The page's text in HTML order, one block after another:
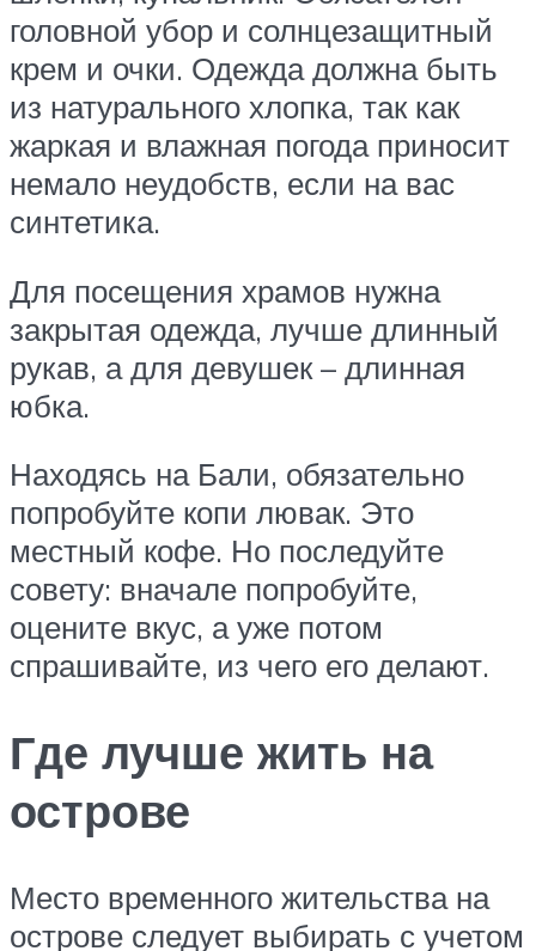
головной убор и солнцезащитный
крем и очки. Одежда должна быть
из натурального хлопка, так как
жаркая и влажная погода приносит
немало неудобств, если на вас
синтетика.
Для посещения храмов нужна
закрытая одежда, лучше длинный
рукав, а для девушек – длинная
юбка.
Находясь на Бали, обязательно
попробуйте копи лювак. Это
местный кофе. Но последуйте
совету: вначале попробуйте,
оцените вкус, а уже потом
спрашивайте, из чего его делают.
Где лучше жить на
острове
Место временного жительства на
острове следует выбирать с учетом